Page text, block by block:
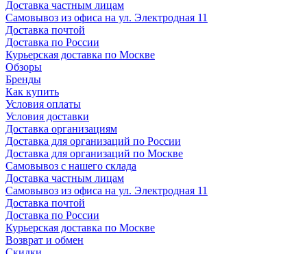
Доставка частным лицам
Самовывоз из офиса на ул. Электродная 11
Доставка почтой
Доставка по России
Курьерская доставка по Москве
Обзоры
Бренды
Как купить
Условия оплаты
Условия доставки
Доставка организациям
Доставка для организаций по России
Доставка для организаций по Москве
Самовывоз с нашего склада
Доставка частным лицам
Самовывоз из офиса на ул. Электродная 11
Доставка почтой
Доставка по России
Курьерская доставка по Москве
Возврат и обмен